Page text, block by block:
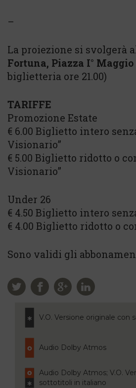
–
La proiezione si svolgerà
Fortuna, Piazza I° Maggio
biglietteria ore 21.00)
TARIFFE
Promozione Estate
€ 6.00 Biglietto intero
Visionario”
€ 5.00 Biglietto ridotto o
Visionario”
Under 26
€ 4.50 Biglietto intero
€ 4.00 Biglietto ridotto o
Sono validi gli
V.O. Versione originale con
Audio Dolby Atmos
Audio Dolby Atmos; V.O.
sottotitoli in italiano